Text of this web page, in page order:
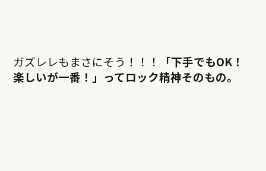
ガズレレもまさにそう！！！
「下手でもOK！
楽しいが一番！」ってロック精神そのもの。